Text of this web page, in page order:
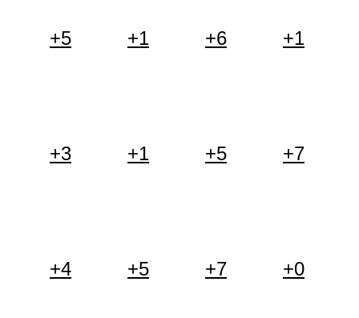
+5 +1 +6 +1
+3 +1 +5 +7
+4 +5 +7 +0